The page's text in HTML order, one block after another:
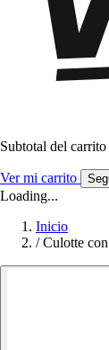
Subtotal del carrito
Ver mi carrito
Loading...
Inicio
/ Culotte